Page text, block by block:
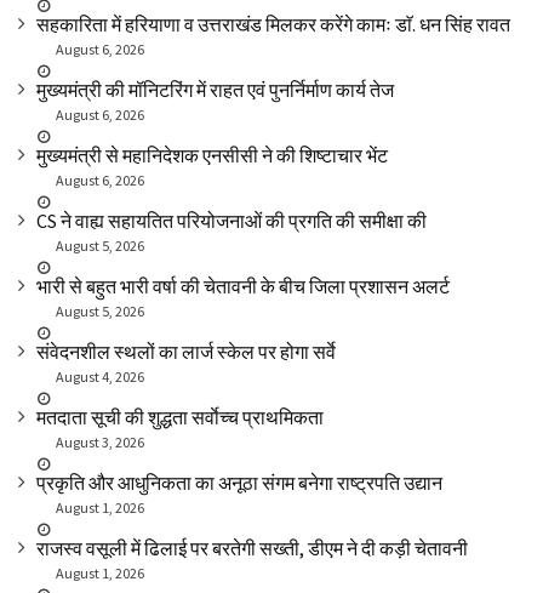
सहकारिता में हरियाणा व उत्तराखंड मिलकर करेंगे कामः डाॅ. धन सिंह रावत
August 6, 2026
मुख्यमंत्री की मॉनिटरिंग में राहत एवं पुनर्निर्माण कार्य तेज
August 6, 2026
मुख्यमंत्री से महानिदेशक एनसीसी ने की शिष्टाचार भेंट
August 6, 2026
CS ने वाह्य सहायतित परियोजनाओं की प्रगति की समीक्षा की
August 5, 2026
भारी से बहुत भारी वर्षा की चेतावनी के बीच जिला प्रशासन अलर्ट
August 5, 2026
संवेदनशील स्थलों का लार्ज स्केल पर होगा सर्वे
August 4, 2026
मतदाता सूची की शुद्धता सर्वाेच्च प्राथमिकता
August 3, 2026
प्रकृति और आधुनिकता का अनूठा संगम बनेगा राष्ट्रपति उद्यान
August 1, 2026
राजस्व वसूली में ढिलाई पर बरतेगी सख्ती, डीएम ने दी कड़ी चेतावनी
August 1, 2026